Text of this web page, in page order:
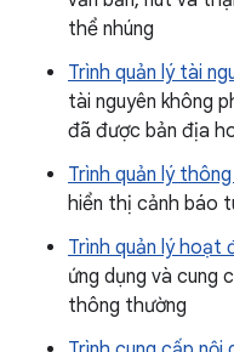
thể nhúng
Trình quản lý tài
tài nguyên không
đã được bản địa
Trình quản lý
hiển thị cảnh báo
Trình quản lý hoạt
ứng dụng và cung
thông thường